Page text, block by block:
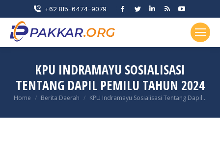
+62 815-6474-9079
Facebook
in
window
Twitter
in
window
Linkedin
in
window
Rss
opens
in
window
YouTube
page
opens
in
KPU INDRAMAYU SOSIALISASI
TENTANG DAPIL PEMILU TAHUN 2024
You are here:
Home Berita Daerah KPU Indramayu Sosialisasi Tentang Dapil…